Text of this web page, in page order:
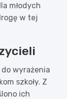
młodych
w tej
do wyrażenia
szkoły. Z
ich